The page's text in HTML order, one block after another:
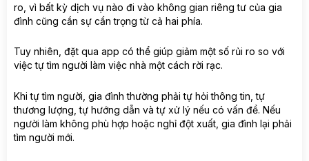
ro, vì bất kỳ dịch vụ nào đi vào không gian riêng tư của gia
đình cũng cần sự cẩn trọng từ cả hai phía.
Tuy nhiên, đặt qua app có thể giúp giảm một số rủi ro so với
việc tự tìm người làm việc nhà một cách rời rạc.
Khi tự tìm người, gia đình thường phải tự hỏi thông tin, tự
thương lượng, tự hướng dẫn và tự xử lý nếu có vấn đề. Nếu
người làm không phù hợp hoặc nghỉ đột xuất, gia đình lại phải
tìm người mới.